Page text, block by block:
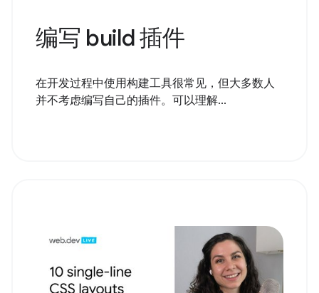
编写 build 插件
在开发过程中使用构建工具很常见，但大多数人
并不考虑编写自己的插件。可以理解...